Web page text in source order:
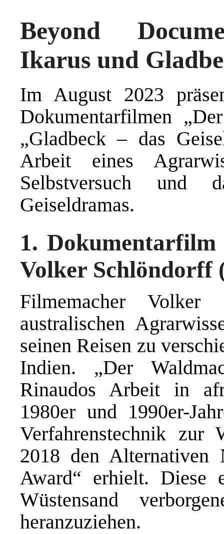
Beyond
Ikarus und
Im August 2023
Dokumentarfilmen
„Gladbeck – das
Arbeit eines
Selbstversuch und
Geiseldramas.
1. Dokumentarfilm
Volker Schlöndorff
Filmemacher Volker
australischen
seinen Reisen zu
Indien. „Der
Rinaudos Arbeit in
1980er und 1990er-
Verfahrenstechnik zur
2018 den Alternativen
Award“ erhielt. Diese
Wüstensand
heranzuziehen.